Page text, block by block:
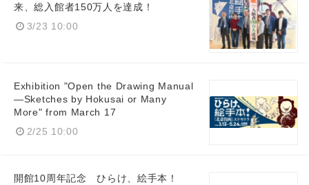
来、総入館者150万人を達成！
3/23 10:00
Exhibition "Open the Drawing Manual
—Sketches by Hokusai or Many
More" from March 17
2/25 10:00
開館10周年記念 ひらけ、絵手本！